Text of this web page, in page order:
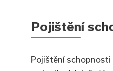
Pojištění
Pojištění schopnosti